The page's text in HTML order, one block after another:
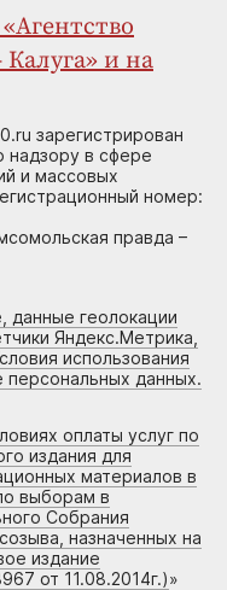
и на
зарегистрирован
в сфере
и массовых
номер:
правда –
данные геолокации
Яндекс.Метрика,
использования
персональных данных.
оплаты услуг по
издания для
материалов в
выборам в
Собрания
назначенных на
издание
от 11.08.2014г.)»